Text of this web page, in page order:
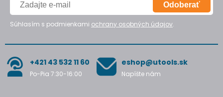
Odoberať
Súhlasím s podmienkami ochrany osobných údajov.
+421 43 532 11 60
Po-Pia 7:30-16:00
eshop@utools.sk
Napíšte nám